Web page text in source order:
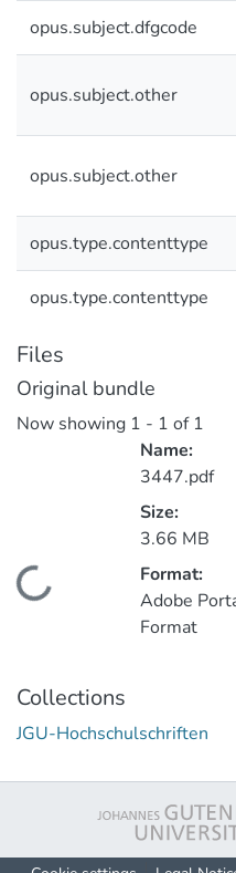
opus.subject.dfgcode
opus.subject.other
opus.subject.other
opus.type.contenttype
opus.type.contenttype
Files
Original bundle
Now showing 1 - 1 of 1
Name:
3447.pdf
Size:
3.66 MB
Format:
Adobe
Format
Collections
JGU-Hochschulschriften